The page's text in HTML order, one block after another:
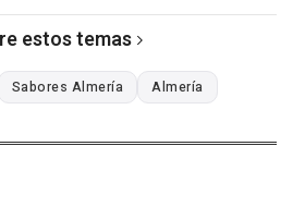
estos temas
Sabores Almería Almería